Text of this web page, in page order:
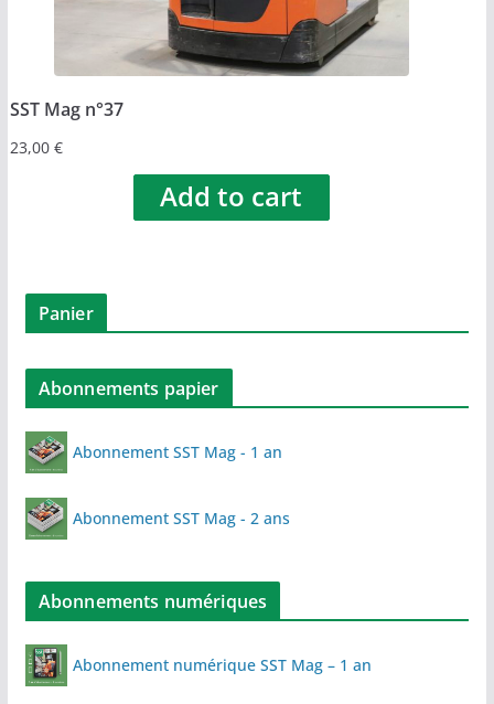
SST Mag n°37
23,00 €
Add to cart
Panier
Abonnements papier
Abonnement SST Mag - 1 an
Abonnement SST Mag - 2 ans
Abonnements numériques
Abonnement numérique SST Mag – 1 an